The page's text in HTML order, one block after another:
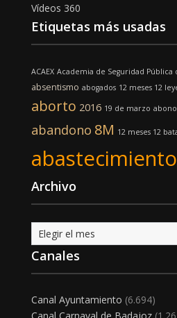
Vídeos 360
Etiquetas más usadas
ACAEX Academia de Seguridad Pública
absentismo abogados 12 meses 12
aborto 2016 19 de marzo
abandono 8M 12 meses 12
abastecimiento
Archivo
Archivo
Canales
Canal Ayuntamiento (6.694)